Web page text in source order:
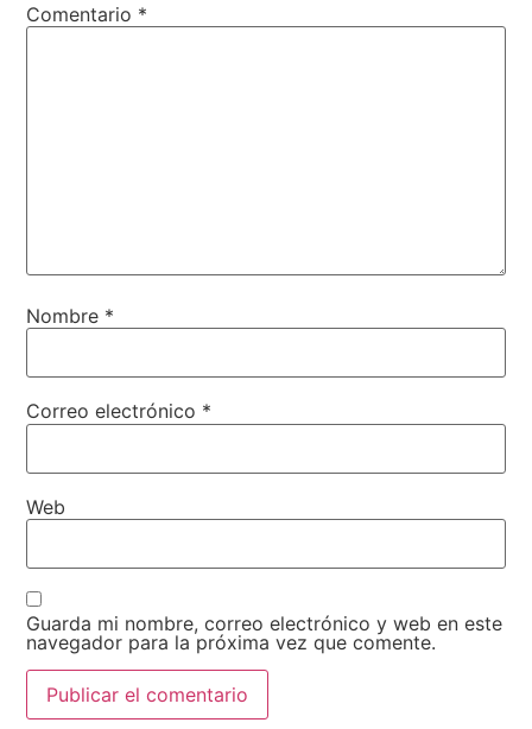
Comentario *
Nombre *
Correo electrónico *
Web
Guarda mi nombre, correo electrónico y web en este
navegador para la próxima vez que comente.